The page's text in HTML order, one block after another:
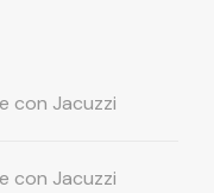
con Jacuzzi
con Jacuzzi